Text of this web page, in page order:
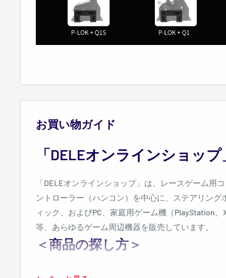
お買い物ガイド
「DELEオンラインショッ
「DELEオンラインショップ」は、
レースゲーム用
ントローラー（ハンコン）を中心に、ステアリング
ィック、およびPC、家庭用ゲーム機（PlayStation
等、あらゆるゲーム周辺機器を販売しています。
＜商品の探し方＞